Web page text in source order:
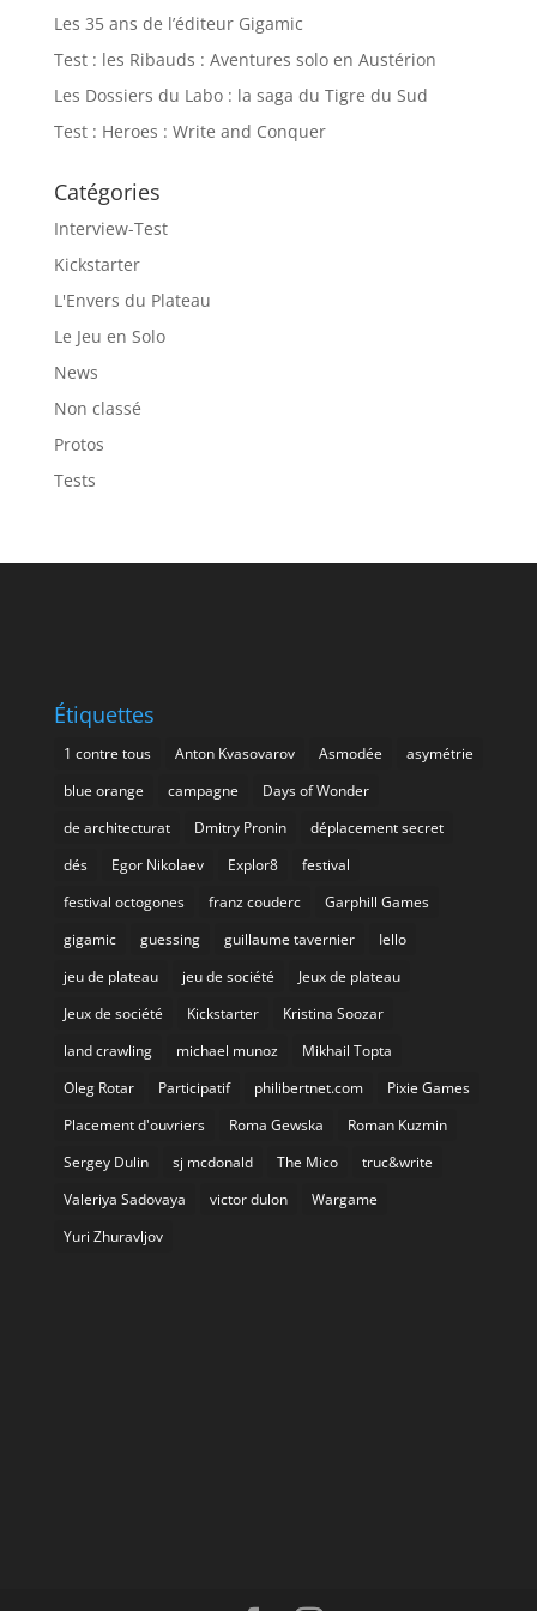
Les 35 ans de l’éditeur Gigamic
Test : les Ribauds : Aventures solo en Austérion
Les Dossiers du Labo : la saga du Tigre du Sud
Test : Heroes : Write and Conquer
Catégories
Interview-Test
Kickstarter
L'Envers du Plateau
Le Jeu en Solo
News
Non classé
Protos
Tests
Étiquettes
1 contre tous Anton Kvasovarov Asmodée
asymétrie
blue orange
campagne
Days of Wonder
de architecturat
Dmitry Pronin
déplacement secret
dés
Egor Nikolaev Explor8
festival
festival octogones
franz couderc
Garphill Games
gigamic
guessing guillaume tavernier
Iello
jeu de plateau
jeu de société
Jeux de plateau
Jeux de société
Kickstarter
Kristina Soozar
land crawling
michael munoz
Mikhail Topta
Oleg Rotar
Participatif philibertnet.com
Pixie Games
Placement d'ouvriers
Roma Gewska
Roman Kuzmin
Sergey Dulin
sj mcdonald The Mico
truc&write
Valeriya Sadovaya
victor dulon
Wargame
Yuri Zhuravljov